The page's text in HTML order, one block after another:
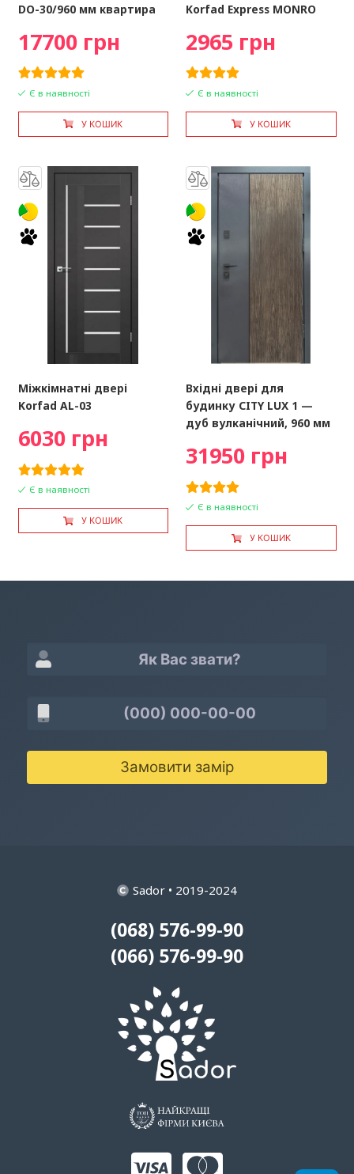
DO-30/960 мм квартира
17700 грн
Є в наявності
У КОШИК
Korfad Express MONRO
2965 грн
Є в наявності
У КОШИК
Міжкімнатні двері
Korfad AL-03
6030 грн
Є в наявності
У КОШИК
Вхідні двері для
будинку CITY LUX 1 —
дуб вулканічний, 960 мм
31950 грн
Є в наявності
У КОШИК
Замовити замір
Sador • 2019-2024
(068) 576-99-90
(066) 576-99-90